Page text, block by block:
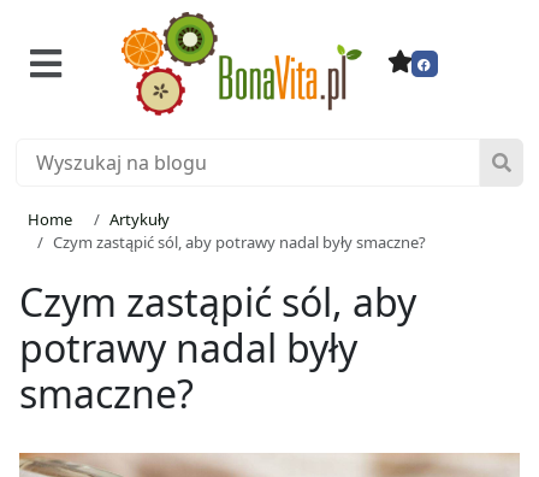
Home
Artykuły
Czym zastąpić sól, aby potrawy nadal były smaczne?
Czym zastąpić sól, aby
potrawy nadal były
smaczne?